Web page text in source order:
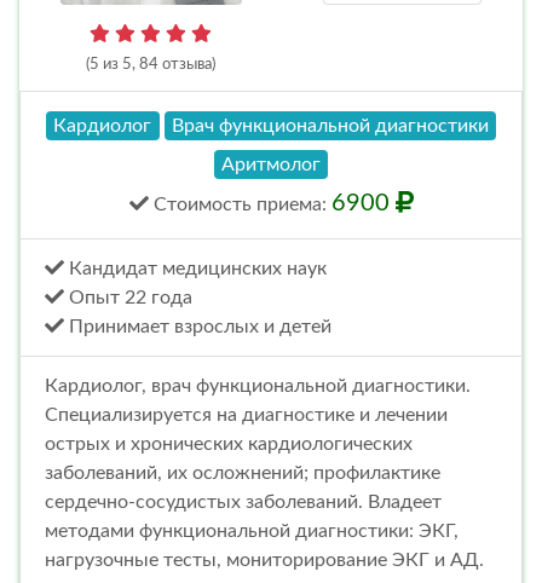
(5 из 5, 84 отзыва)
Кардиолог
Врач функциональной диагностики
Аритмолог
Стоимость приема: 6900
Кандидат медицинских наук
Опыт 22 года
Принимает взрослых и детей
Кардиолог, врач функциональной диагностики.
Специализируется на диагностике и лечении
острых и хронических кардиологических
заболеваний, их осложнений; профилактике
сердечно-сосудистых заболеваний. Владеет
методами функциональной диагностики: ЭКГ,
нагрузочные тесты, мониторирование ЭКГ и АД.